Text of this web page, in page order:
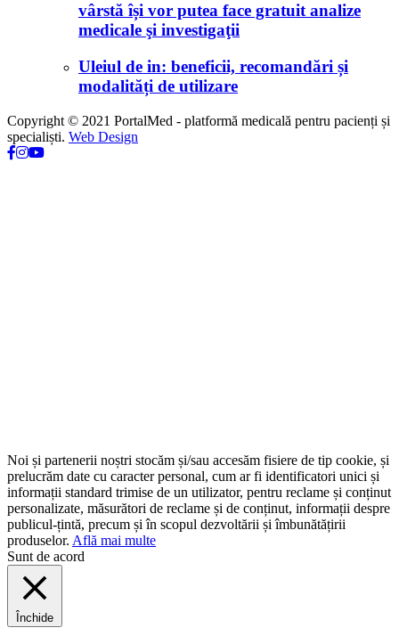
vârstă își vor putea face gratuit analize
medicale şi investigaţii
Uleiul de in: beneficii, recomandări și
modalități de utilizare
Copyright © 2021 PortalMed - platformă medicală pentru pacienți și
specialiști. Web Design
Noi și partenerii noștri stocăm și/sau accesăm fisiere de tip cookie, și
prelucrăm date cu caracter personal, cum ar fi identificatori unici și
informații standard trimise de un utilizator, pentru reclame și conținut
personalizate, măsurători de reclame și de conținut, informații despre
publicul-țintă, precum și în scopul dezvoltării și îmbunătățirii
produselor. Află mai multe
Sunt de acord
Închide